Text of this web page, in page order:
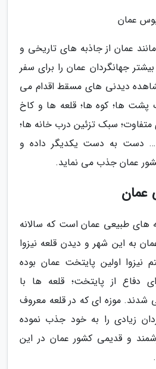
عمان
عمان از جاذبه های تاریخی و
جهانگردان عمان را برای سفر
دیدنی های مسقط اقدام می
پشت ها؛ کوه ها؛ قلعه ها و کاخ
متفاوت؛ سبک تزئین درب خانه ها؛
دست به دست یکدیگر داده و
عمان جذب می نماید.
عمان
های طبیعی عمان است که سالانه
به این شهر و دیدن قلعه نیزوا
نیزوا اولین پایتخت عمان بوده
دفاع از پایتخت؛ قلعه ها با
شدند. موزه ای که در قلعه معروف
زیادی را به خود جذب نموده
و قدیمی کشور عمان در این